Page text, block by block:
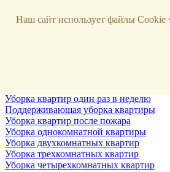
Уборка
Уборка квартир один раз в неделю
Поддерживающая уборка квартиры
Уборка квартир после пожара
Уборка однокомнатной квартиры
Уборка двухкомнатных квартир
Уборка трехкомнатных квартир
Уборка четырехкомнатных квартир
Наш сайт использует файлы Cookie